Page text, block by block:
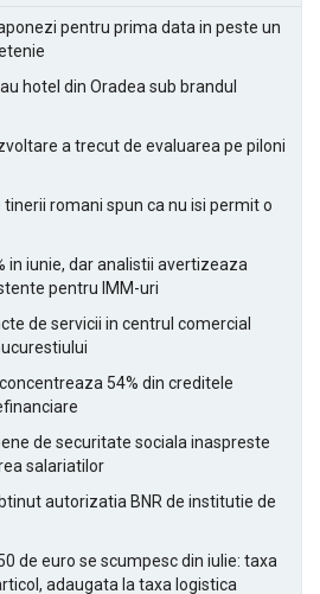
pentru prima data in peste un
hotel din Oradea sub brandul
a trecut de evaluarea pe piloni
romani spun ca nu isi permit o
in iunie, dar analistii avertizeaza
pentru IMM-uri
de servicii in centrul comercial
54% din creditele
de securitate sociala inaspreste
salariatilor
autorizatia BNR de institutie de
de euro se scumpesc din iulie: taxa
adaugata la taxa logistica